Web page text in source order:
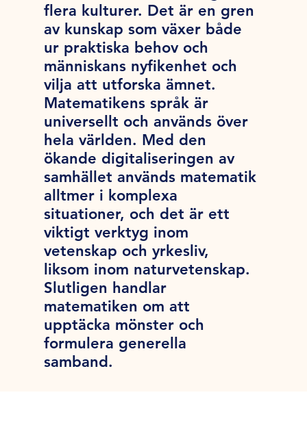
flera kulturer. Det är en gren
av kunskap som växer både
ur praktiska behov och
människans nyfikenhet och
vilja att utforska ämnet.
Matematikens språk är
universellt och används över
hela världen. Med den
ökande digitaliseringen av
samhället används matematik
alltmer i komplexa
situationer, och det är ett
viktigt verktyg inom
vetenskap och yrkesliv,
liksom inom naturvetenskap.
Slutligen handlar
matematiken om att
upptäcka mönster och
formulera generella
samband.